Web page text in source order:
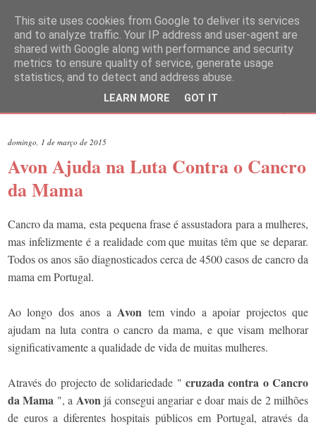
domingo, 1 de março de 2015
Avon Ajuda na Luta Contra o Cancro
da Mama
Cancro da mama, esta pequena frase é assustadora para a mulheres,
mas infelizmente é a realidade com que muitas têm que se deparar.
Todos os anos são diagnosticados cerca de 4500 casos de cancro da
mama em Portugal.
Ao longo dos anos aAvon tem vindo a apoiar projectos que
ajudam na luta contra o cancro da mama, e que visam melhorar
significativamente a qualidade de vida de muitas mulheres.
Através do projecto de solidariedade " cruzada contra o Cancro
da Mama ", a Avonjá consegui angariar e doar mais de 2 milhões
de euros a diferentes hospitais públicos em Portugal, através da
This site uses cookies from Google to deliver its services
and to analyze traffic. Your IP address and user-agent are
shared with Google along with performance and security
metrics to ensure quality of service, generate usage
statistics, and to detect and address abuse.
LEARN MORE GOT IT